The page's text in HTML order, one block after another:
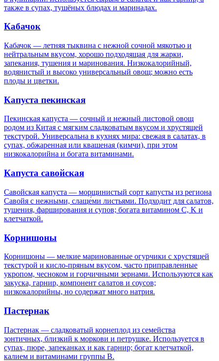
также в супах, тушёных блюдах и маринадах.
Кабачок
Кабачок — летняя тыквина с нежной сочной мякотью и
нейтральным вкусом, хорошо подходящая для жарки,
запекания, тушения и маринования. Низкокалорийный,
водянистый и высоко универсальный овощ; можно есть
плоды и цветки.
Капуста пекинская
Пекинская капуста — сочный и нежный листовой овощ
родом из Китая с мягким сладковатым вкусом и хрустящей
текстурой. Универсальна в кухнях мира: свежая в салатах, в
супах, обжаренная или квашеная (кимчи), при этом
низкокалорийна и богата витаминами.
Капуста савойская
Савойская капуста — морщинистый сорт капусты из региона
Савойя с нежными, слаще́ми листьями. Подходит для салатов,
тушения, фарширования и супов; богата витамином C, K и
клетчаткой.
Корнишоны
Корнишоны — мелкие маринованные огурчики с хрустящей
текстурой и кисло-пряным вкусом, часто приправленные
укропом, чесноком и горчичными зернами. Используются как
закуска, гарнир, компонент салатов и соусов;
низкокалорийны, но содержат много натрия.
Пастернак
Пастернак — сладковатый корнеплод из семейства
зонтичных, близкий к моркови и петрушке. Используется в
супах, пюре, запеканках и как гарнир; богат клетчаткой,
калием и витаминами группы B.